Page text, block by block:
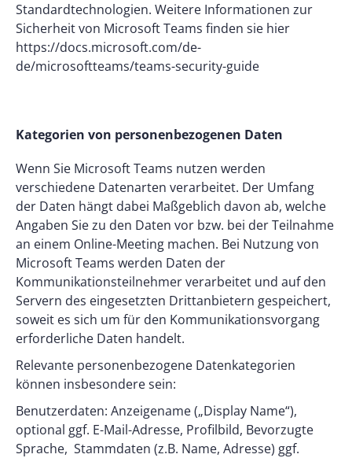
Standardtechnologien. Weitere Informationen zur
Sicherheit von Microsoft Teams finden sie hier
https://docs.microsoft.com/de-
de/microsoftteams/teams-security-guide
Kategorien von personenbezogenen Daten
Wenn Sie Microsoft Teams nutzen werden
verschiedene Datenarten verarbeitet. Der Umfang
der Daten hängt dabei Maßgeblich davon ab, welche
Angaben Sie zu den Daten vor bzw. bei der Teilnahme
an einem Online-Meeting machen. Bei Nutzung von
Microsoft Teams werden Daten der
Kommunikationsteilnehmer verarbeitet und auf den
Servern des eingesetzten Drittanbietern gespeichert,
soweit es sich um für den Kommunikationsvorgang
erforderliche Daten handelt.
Relevante personenbezogene Datenkategorien
können insbesondere sein:
Benutzerdaten: Anzeigename („Display Name“),
optional ggf. E-Mail-Adresse, Profilbild, Bevorzugte
Sprache, Stammdaten (z.B. Name, Adresse) ggf.